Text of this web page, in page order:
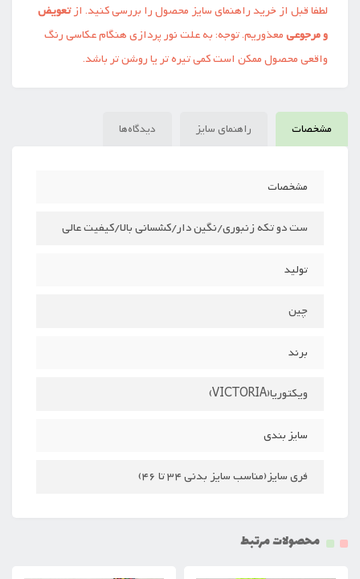
لطفا قبل از خرید راهنمای سایز محصول را بررسی کنید. ازتعویض
و مرجوعیمعذوریم. توجه: به علت نور پردازی هنگام عکاسی رنگ
واقعی محصول ممکن است کمی تیره تر یا روشن تر باشد.
مشخصات راهنمای سایز دیدگاه‌ها
مشخصات
ست دو تکه زنبوری/نگین دار/کشسانی بالا/کیفیت عالی
تولید
چین
برند
ویکتوریا(VICTORIA)
سایز بندی
فری سایز(مناسب سایز بدنی 34 تا 46)
محصولات مرتبط